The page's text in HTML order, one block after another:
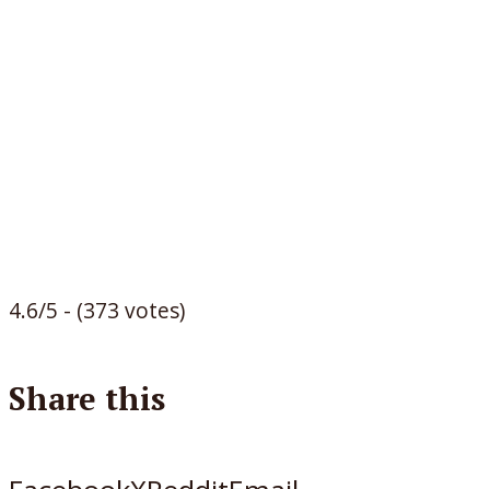
4.6/5 - (373 votes)
Share this